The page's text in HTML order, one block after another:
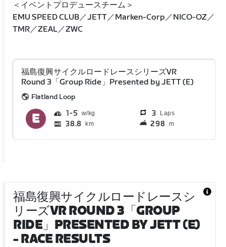
＜イベントプロデュースチーム＞
EMU SPEED CLUB／JETT／Marken-Corp／NICO-OZ／
TMR／ZEAL／ZWC
福島復興サイクルロードレースシリーズVR
Round 3「Group Ride」Presented by JETT (E)
Flatland Loop
1 5 3 Laps
38.8 km 298 m
福島復興サイクルロードレースシ
リーズVR ROUND 3「GROUP
RIDE」PRESENTED BY JETT (E)
- RACE RESULTS